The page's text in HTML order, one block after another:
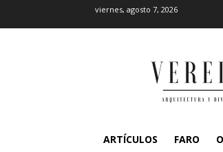
viernes, agosto 7, 2026
ARTÍCULOS FARO